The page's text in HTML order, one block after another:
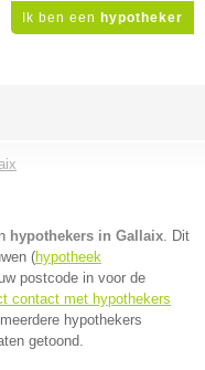
Ik ben een hypotheker
hypothekers in Gallaix. Dit
(hypotheek
postcode in voor de
contact met hypothekers
hypothekers
getoond.